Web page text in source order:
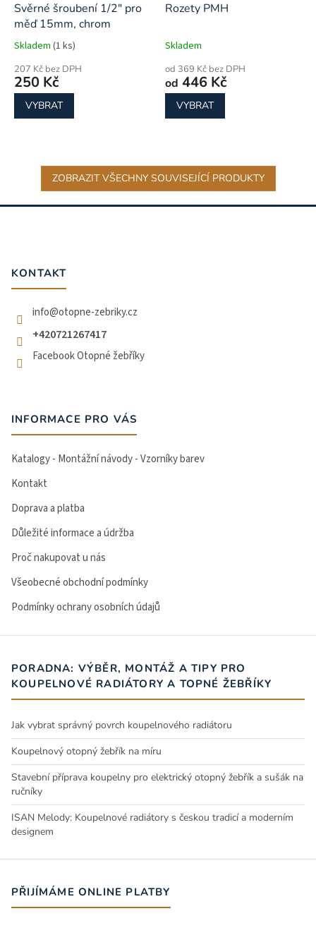
Svěrné šroubení 1/2" pro
měď 15mm, chrom
Skladem (1 ks)
207 Kč bez DPH
250 Kč
VYBRAT
Rozety PMH
Skladem
od 369 Kč bez DPH
od 446 Kč
VYBRAT
ZOBRAZIT VŠECHNY SOUVISEJÍCÍ PRODUKTY
Z
KONTAKT
info@otopne-zebriky.cz
+420721267417
Facebook Otopné žebříky
INFORMACE PRO VÁS
Katalogy - Montážní návody - Vzorníky barev
Kontakt
Doprava a platba
Důležité informace a údržba
Proč nakupovat u nás
Všeobecné obchodní podmínky
Podmínky ochrany osobních údajů
PORADNA: VÝBĚR, MONTÁŽ A TIPY PRO
KOUPELNOVÉ RADIÁTORY A TOPNÉ ŽEBŘÍKY
Jak vybrat správný povrch koupelnového radiátoru
Koupelnový otopný žebřík na míru
Stavební příprava koupelny pro elektrický otopný žebřík a sušák na
ručníky
ISAN Melody: Koupelnové radiátory s českou tradicí a moderním
designem
PŘIJÍMÁME ONLINE PLATBY